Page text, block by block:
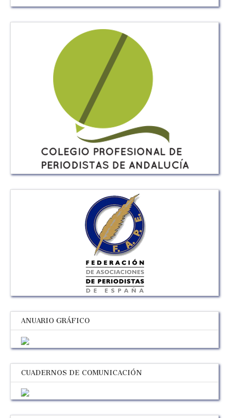
ANUARIO GRÁFICO
CUADERNOS DE COMUNICACIÓN